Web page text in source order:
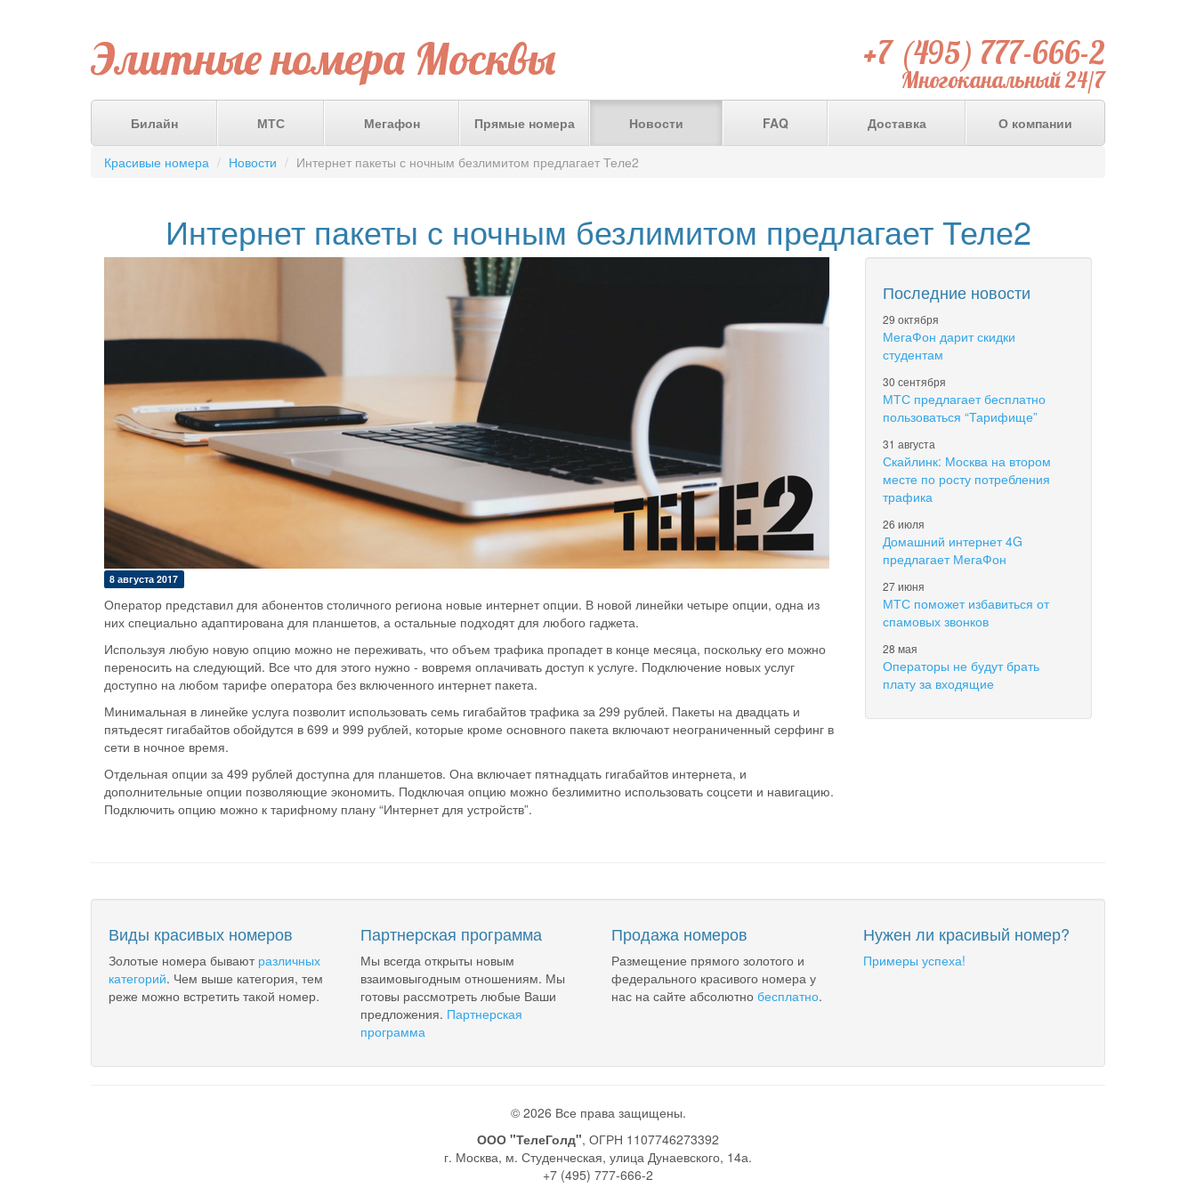
Элитные номера Москвы +7 (495) 777-666-2
Многоканальный 24/7
Билайн МТС Мегафон Прямые номера Новости FAQ Доставка О компании
Красивые номера Новости Интернет пакеты с ночным безлимитом предлагает Теле2
Интернет пакеты с ночным безлимитом предлагает Теле2
8 августа 2017
Оператор представил для абонентов столичного региона новые интернет опции. В новой линейки четыре опции, одна из
них специально адаптирована для планшетов, а остальные подходят для любого гаджета.
Используя любую новую опцию можно не переживать, что объем трафика пропадет в конце месяца, поскольку его можно
переносить на следующий. Все что для этого нужно - вовремя оплачивать доступ к услуге. Подключение новых услуг
доступно на любом тарифе оператора без включенного интернет пакета.
Минимальная в линейке услуга позволит использовать семь гигабайтов трафика за 299 рублей. Пакеты на двадцать и
пятьдесят гигабайтов обойдутся в 699 и 999 рублей, которые кроме основного пакета включают неограниченный серфинг в
сети в ночное время.
Отдельная опции за 499 рублей доступна для планшетов. Она включает пятнадцать гигабайтов интернета, и
дополнительные опции позволяющие экономить. Подключая опцию можно безлимитно использовать соцсети и навигацию.
Подключить опцию можно к тарифному плану “Интернет для устройств”.
Последние новости
29 октября
МегаФон дарит скидки
студентам
30 сентября
МТС предлагает бесплатно
пользоваться “Тарифище”
31 августа
Скайлинк: Москва на втором
месте по росту потребления
трафика
26 июля
Домашний интернет 4G
предлагает МегаФон
27 июня
МТС поможет избавиться от
спамовых звонков
28 мая
Операторы не будут брать
плату за входящие
Виды красивых номеров
Золотые номера бывают различных
категорий. Чем выше категория, тем
реже можно встретить такой номер.
Партнерская программа
Мы всегда открыты новым
взаимовыгодным отношениям. Мы
готовы рассмотреть любые Ваши
предложения. Партнерская
программа
Продажа номеров
Размещение прямого золотого и
федерального красивого номера у
нас на сайте абсолютно бесплатно.
Нужен ли красивый номер?
Примеры успеха!
© 2026 Все права защищены.
ООО "ТелеГолд", ОГРН 1107746273392
г. Москва, м. Студенческая, улица Дунаевского, 14а.
+7 (495) 777-666-2